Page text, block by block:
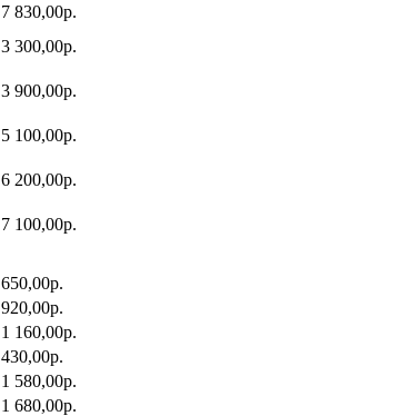
7 830,00р.
3 300,00р.
3 900,00р.
5 100,00р.
6 200,00р.
7 100,00р.
650,00р.
920,00р.
1 160,00р.
430,00р.
1 580,00р.
1 680,00р.